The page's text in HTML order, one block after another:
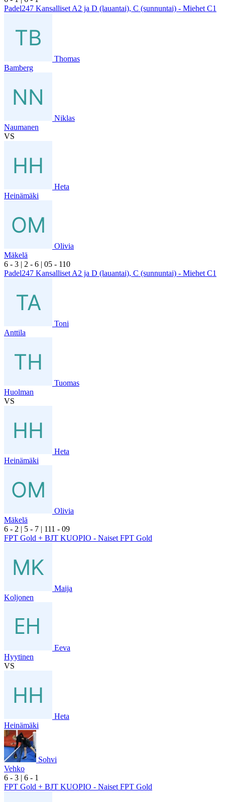
Padel247 Kansalliset A2 ja D (lauantai), C (sunnuntai) - Miehet C1
Thomas
Bamberg
Niklas
Naumanen
VS
Heta
Heinämäki
Olivia
Mäkelä
6 - 3 | 2 - 6 | 05 - 110
Padel247 Kansalliset A2 ja D (lauantai), C (sunnuntai) - Miehet C1
Toni
Anttila
Tuomas
Huolman
VS
Heta
Heinämäki
Olivia
Mäkelä
6 - 2 | 5 - 7 | 111 - 09
FPT Gold + BJT KUOPIO - Naiset FPT Gold
Maija
Koljonen
Eeva
Hyytinen
VS
Heta
Heinämäki
Sohvi
Vehko
6 - 3 | 6 - 1
FPT Gold + BJT KUOPIO - Naiset FPT Gold